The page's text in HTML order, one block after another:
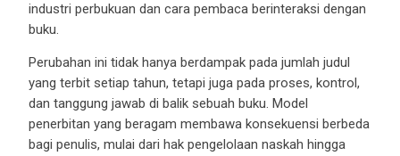
industri perbukuan dan cara pembaca berinteraksi dengan
buku.
Perubahan ini tidak hanya berdampak pada jumlah judul
yang terbit setiap tahun, tetapi juga pada proses, kontrol,
dan tanggung jawab di balik sebuah buku. Model
penerbitan yang beragam membawa konsekuensi berbeda
bagi penulis, mulai dari hak pengelolaan naskah hingga